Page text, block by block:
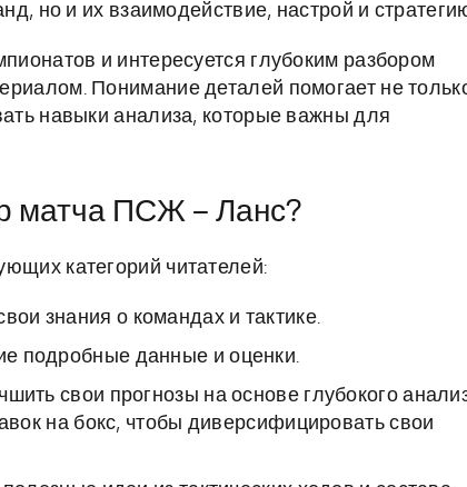
но и их взаимодействие, настрой и
и интересуется глубоким разбором
Понимание деталей помогает не
навыки анализа, которые важны для
матча ПСЖ – Ланс?
категорий читателей:
знания о командах и тактике.
подробные данные и оценки.
свои прогнозы на основе глубокого
на бокс, чтобы диверсифицировать свои